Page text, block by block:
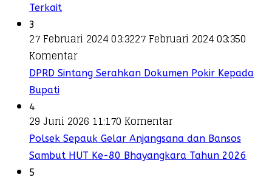
Terkait
3
27 Februari 2024 03:3227 Februari 2024 03:350
Komentar
DPRD Sintang Serahkan Dokumen Pokir Kepada
Bupati
4
29 Juni 2026 11:170 Komentar
Polsek Sepauk Gelar Anjangsana dan Bansos
Sambut HUT Ke-80 Bhayangkara Tahun 2026
5